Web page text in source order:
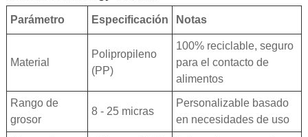
Parámetro Especificación Notas
Material
Polipropileno
(PP)
100% reciclable, seguro
para el contacto de
alimentos
Rango de
grosor
8 - 25 micras
Personalizable basado
en necesidades de uso